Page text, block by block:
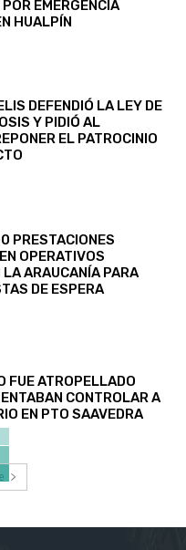
EMERGENCIA
HUALPÍN
DEFENDIÓ LA LEY DE
Y PIDIÓ AL
EL PATROCINIO
PRESTACIONES
OPERATIVOS
LA ARAUCANÍA PARA
DE ESPERA
FUE ATROPELLADO
CONTROLAR A
EN PTO SAAVEDRA